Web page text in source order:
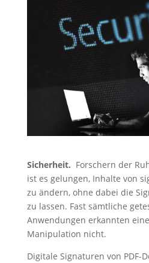
Sicherheit. Forschern der
ist es gelungen, Inhalte von
zu ändern, ohne dabei die
zu lassen. Fast sämtliche
Anwendungen erkannten
Manipulation nicht.
Digitale Signaturen von PDF-